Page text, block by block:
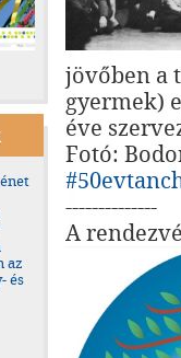
az
és
jövőben a
gyermek)
éve
Fotó:
--------------
A